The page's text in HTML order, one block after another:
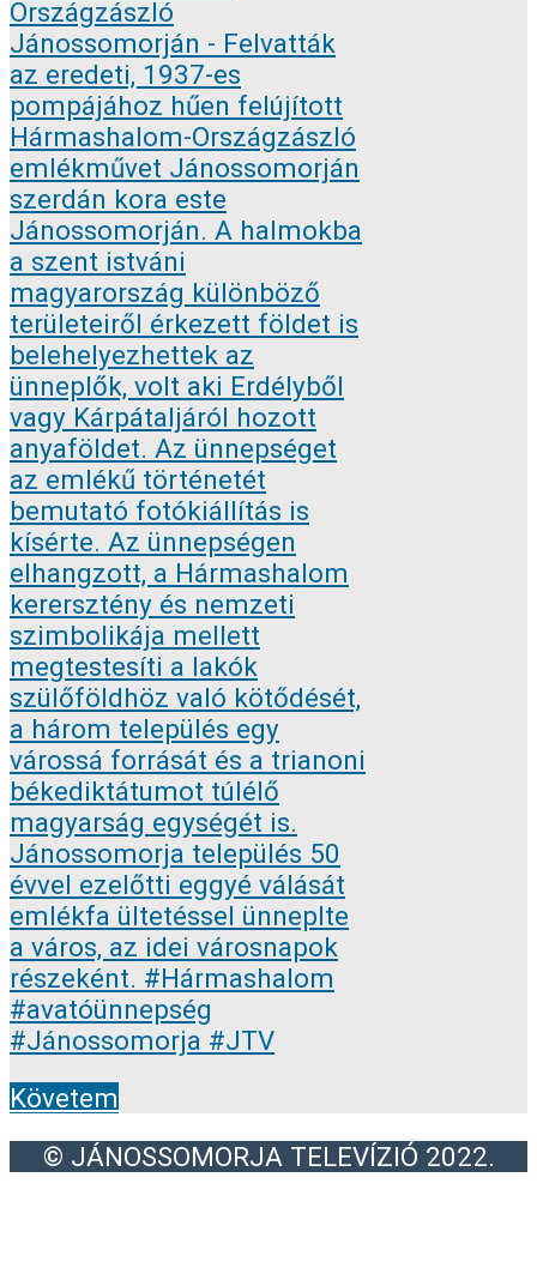
Követem
© JÁNOSSOMORJA TELEVÍZIÓ 2022.